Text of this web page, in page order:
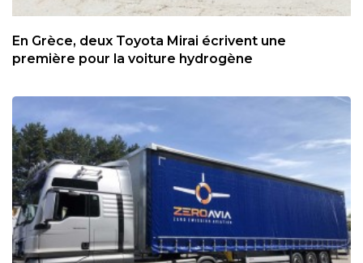
En Grèce, deux Toyota Mirai écrivent une
première pour la voiture hydrogène